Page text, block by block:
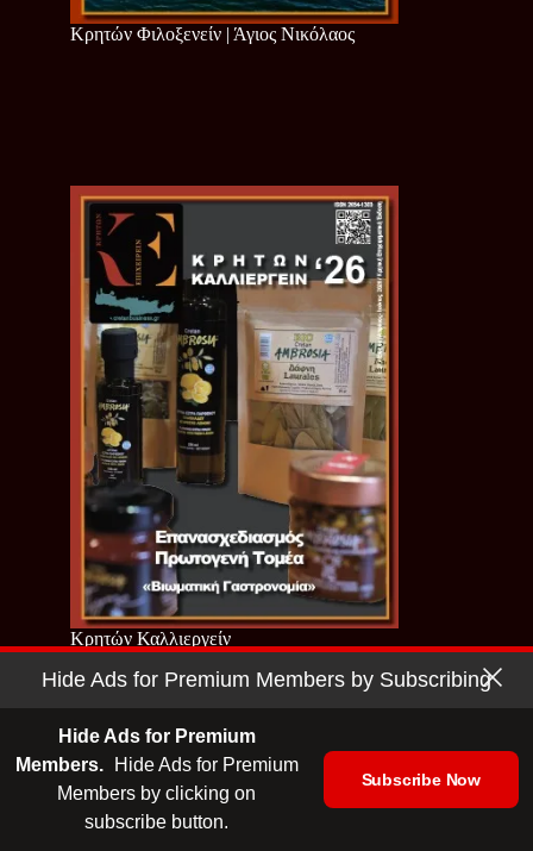
Κρητών Φιλοξενείν | Άγιος Νικόλαος
Κρητών Καλλιεργείν
Hide Ads for Premium Members by Subscribing
Hide Ads for Premium
Members.
Hide Ads for Premium
Members by clicking on
subscribe button.
Subscribe Now